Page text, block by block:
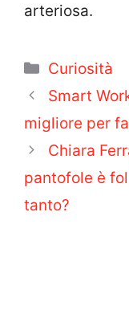
arteriosa.
Categorie
Curiosità
Smart
migliore per
Chiara
pantofole è
tanto?